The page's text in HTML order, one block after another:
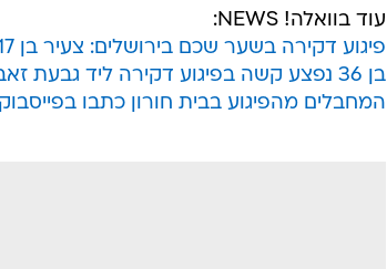
עוד בוואלה! NEWS:
פיגוע דקירה בשער שכם בירושלים: צעיר בן 17 נפצע קל
בן 36 נפצע קשה בפיגוע דקירה ליד גבעת זאב; המחבל נתפס
המחבלים מהפיגוע בבית חורון כתבו